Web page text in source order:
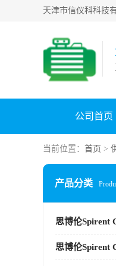
公司首页
当前位置： 首页 >
产品分类
思博伦Spirent
思博伦Spirent